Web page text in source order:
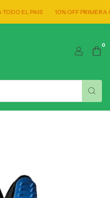
EL PAIS 10% OFF PRIMERA
0